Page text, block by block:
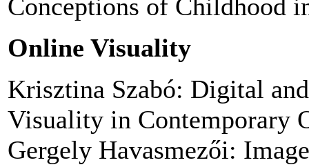
Conceptions of Childhood
Online Visuality
Krisztina Szabó: Digital
Visuality in Contemporary
Gergely Havasmezői: